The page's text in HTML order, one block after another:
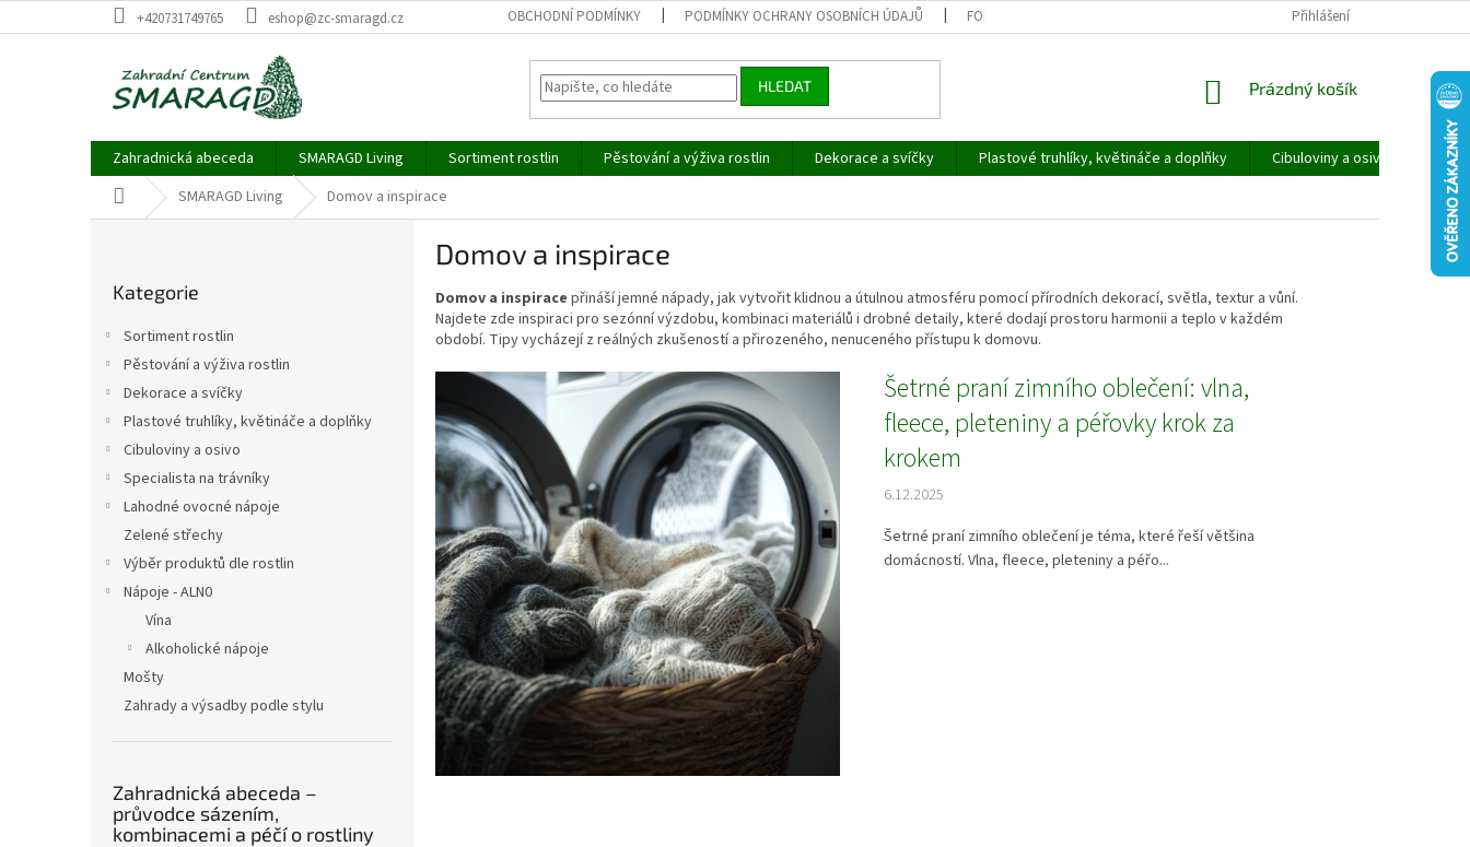
na
+420731749765 eshop@zc-smaragd.cz OBCHODNÍ PODMÍNKY PODMÍNKY OCHRANY OSOBNÍCH ÚDAJŮ FORMULÁŘ PRO UPLATNĚNÍ REKLAMACE REKLAMAČNÍ ŘÁD
Přihlášení
HLEDAT
NÁKUPNÍ
Prázdný košík
Zahradnická abeceda SMARAGD Living Sortiment rostlin Pěstování a výživa rostlin Dekorace a svíčky Plastové truhlíky, květináče a doplňky Cibuloviny a osivo
Domů SMARAGD Living Domov a inspirace
kategorie
Kategorie
Sortiment rostlin
Pěstování a výživa rostlin
Dekorace a svíčky
Plastové truhlíky, květináče a doplňky
Cibuloviny a osivo
Specialista na trávníky
Lahodné ovocné nápoje
Zelené střechy
Výběr produktů dle rostlin
Nápoje - ALN0
Vína
Alkoholické nápoje
Mošty
Zahrady a výsadby podle stylu
Zahradnická abeceda –
průvodce sázením,
kombinacemi a péčí o rostliny
Domov a inspirace
Domov a inspirace přináší jemné nápady, jak vytvořit klidnou a útulnou atmosféru pomocí přírodních dekorací, světla, textur a vůní.
Najdete zde inspiraci pro sezónní výzdobu, kombinaci materiálů i drobné detaily, které dodají prostoru harmonii a teplo v každém
období. Tipy vycházejí z reálných zkušeností a přirozeného, nenuceného přístupu k domovu.
p
i
s
č
l
á
n
k
ů
Šetrné praní zimního oblečení: vlna,
fleece, pleteniny a péřovky krok za
krokem
6.12.2025
Šetrné praní zimního oblečení je téma, které řeší většina
domácností. Vlna, fleece, pleteniny a péřo...